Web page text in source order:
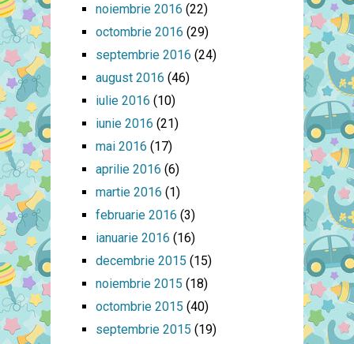
noiembrie 2016 (22)
octombrie 2016 (29)
septembrie 2016 (24)
august 2016 (46)
iulie 2016 (10)
iunie 2016 (21)
mai 2016 (17)
aprilie 2016 (6)
martie 2016 (1)
februarie 2016 (3)
ianuarie 2016 (16)
decembrie 2015 (15)
noiembrie 2015 (18)
octombrie 2015 (40)
septembrie 2015 (19)